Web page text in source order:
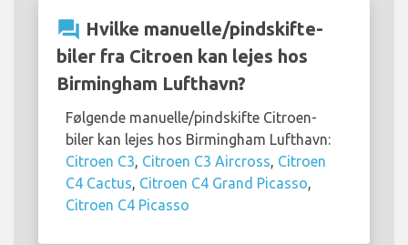
question_answer Hvilke manuelle/pindskifte-
biler fra Citroen kan lejes hos
Birmingham Lufthavn?
Følgende manuelle/pindskifte Citroen-
biler kan lejes hos Birmingham Lufthavn:
Citroen C3 Citroen C3 Aircross Citroen
C4 Cactus Citroen C4 Grand Picasso
Citroen C4 Picasso